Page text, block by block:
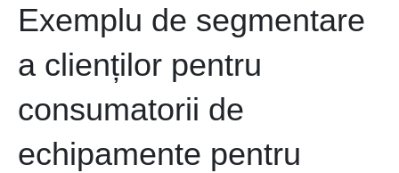
Exemplu de segmentare
a clienților pentru
consumatorii de
echipamente pentru